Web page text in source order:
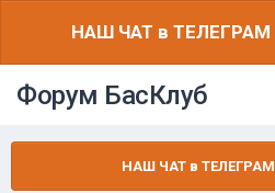
НАШ ЧАТ в
Форум БасКлуб
НАШ ЧАТ в